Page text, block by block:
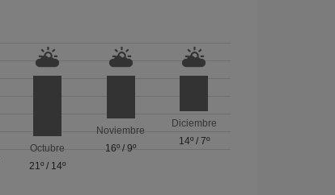
Octubre
21º / 14º
Noviembre
16º /9º
Diciembre
14º/ 7º